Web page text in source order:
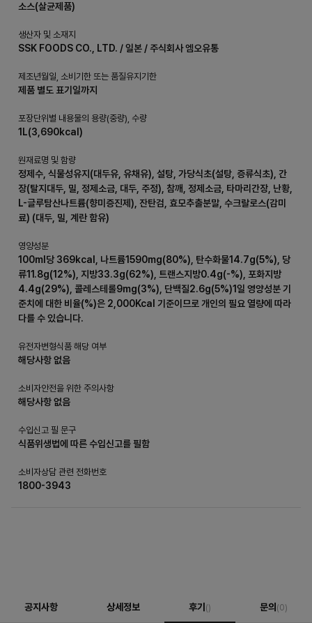
소스(살균제품)
생산자 및 소재지
SSK FOODS CO., LTD. / 일본 / 주식회사 엠오유통
제조년월일, 소비기한 또는 품질유지기한
제품 별도 표기일까지
포장단위별 내용물의 용량(중량), 수량
1L(3,690kcal)
원재료명 및 함량
정제수, 식물성유지(대두유, 유채유), 설탕, 가당식초(설탕, 증류식초), 간
장(탈지대두, 밀, 정제소금, 대두, 주정), 참깨, 정제소금, 타마리간장, 난황,
L-글루탐산나트륨(향미증진제), 잔탄검, 효모추출분말, 수크랄로스(감미
료) (대두, 밀, 계란 함유)
영양성분
100ml당 369kcal, 나트륨1590mg(80%), 탄수화물14.7g(5%), 당
류11.8g(12%), 지방33.3g(62%), 트랜스지방0.4g(-%), 포화지방
4.4g(29%), 콜레스테롤9mg(3%), 단백질2.6g(5%)1일 영양성분 기
준치에 대한 비율(%)은 2,000Kcal 기준이므로 개인의 필요 열량에 따라
다를 수 있습니다.
유전자변형식품 해당 여부
해당사항 없음
소비자안전을 위한 주의사항
해당사항 없음
수입신고 필 문구
식품위생법에 따른 수입신고를 필함
소비자상담 관련 전화번호
1800-3943
공지사항 상세정보 후기 () 문의 (0)